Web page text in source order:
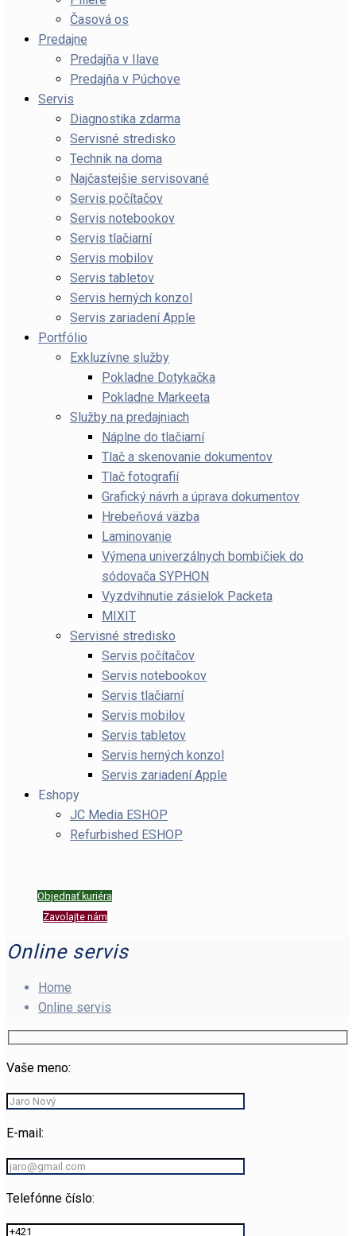
Časová os
Predajne
Predajňa v Ilave
Predajňa v Púchove
Servis
Diagnostika zdarma
Servisné stredisko
Technik na doma
Najčastejšie servisované
Servis počítačov
Servis notebookov
Servis tlačiarní
Servis mobilov
Servis tabletov
Servis herných konzol
Servis zariadení Apple
Portfólio
Exkluzívne služby
Pokladne Dotykačka
Pokladne Markeeta
Služby na predajniach
Náplne do tlačiarní
Tlač a skenovanie dokumentov
Tlač fotografií
Grafický návrh a úprava dokumentov
Hrebeňová väzba
Laminovanie
Výmena univerzálnych bombičiek do
sódovača SYPHON
Vyzdvihnutie zásielok Packeta
MIXIT
Servisné stredisko
Servis počítačov
Servis notebookov
Servis tlačiarní
Servis mobilov
Servis tabletov
Servis herných konzol
Servis zariadení Apple
Eshopy
JC Media ESHOP
Refurbished ESHOP
Objednať kuriéra
Zavolajte nám
Online servis
Home
Online servis
Vaše meno:
E-mail:
Telefónne číslo: